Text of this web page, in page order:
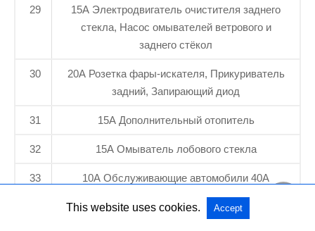
29
15A Электродвигатель очистителя заднего
стекла, Насос омывателей ветрового и
заднего стёкол
30
20А Розетка фары-искателя, Прикуриватель
задний, Запирающий диод
31 15A Дополнительный отопитель
32 15A Омыватель лобового стекла
33
10A Обслуживающие автомобили 40А
Выключатель отопителя и выбора режима
работы, Реле приточного вентилятора, Блок
This website uses cookies. Accept